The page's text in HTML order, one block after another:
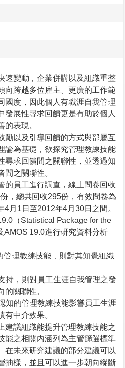
速變動，企業併購以及組織重整
向跨越多位雇主、更廣的工作範
國度，因此個人有職涯自我管理
發展性尋求回饋更是有助於個人
的表現。
勵以及引導回饋的方式與部屬互
論為基礎，欲探究管理教練技能
尋求回饋間之關聯性，並透過知
間之關聯性。
的員工進行調查，線上問卷回收
，總共回收295份，有效問卷為
月1日至2012年4月30日之間。
（Statistical Package for the
AMOS 19.0進行研究資料分析
管理教練技能，則對其知覺組織
持，則對員工生涯自我管理之發
的關聯性。
知的管理教練技能影響員工生涯
有中介效果。
建議組織能提升管理教練技能之
能之相關內涵列為主管篩選標準
在未來研究建議的部分建議可以
抽樣，並且可以進一步朝向縱斷